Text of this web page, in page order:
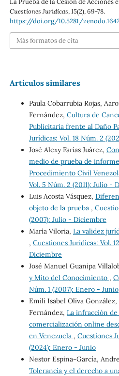
Cuestiones Jurídicas,15(2), 69-78.
https://doi.org/10.5281/
Más formatos de cita
Artículos similares
Paula Cobarrubia Rojas,
Fernández, Cultura de
Publicitaria frente al Daño
Jurídicas: Vol. 18 Núm. 2
José Alexy Farías Juárez,
medio de prueba de
Procedimiento Civil
Vol. 5 Núm. 2 (2011): Julio -
Luis Acosta Vásquez,
objeto de la prueba ,
(2007): Julio - Diciembre
María Viloria, La validez
, Cuestiones Jurídicas: Vol.
Diciembre
José Manuel Guanipa
y Mito del Conocimiento ,
Núm. 1 (2007): Enero - Junio
Emili Isabel Oliva
Fernández, La infracción
comercialización online
en Venezuela , Cuestiones
(2024): Enero - Junio
Nestor Espina-García,
Tolerancia y el derecho a